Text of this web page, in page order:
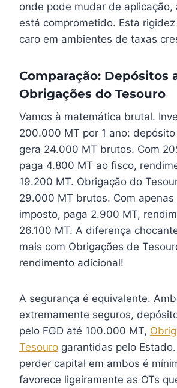
onde pode mudar de aplicação,
está comprometido. Esta
caro em ambientes de taxas
Comparação: Depósitos
Obrigações do Tesouro
Vamos à matemática brutal.
200.000 MT por 1 ano: depósito
gera 24.000 MT brutos. Com
paga 4.800 MT ao fisco,
19.200 MT. Obrigação do
29.000 MT brutos. Com apenas
imposto, paga 2.900 MT,
26.100 MT. A diferença
mais com Obrigações de
rendimento adicional!
A segurança é equivalente.
extremamente seguros,
pelo FGD até 100.000 MT,
Tesouro garantidas pelo
perder capital em ambos é
favorece ligeiramente as OTs